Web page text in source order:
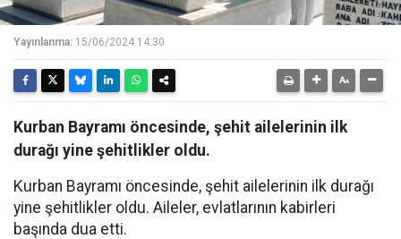
Yayınlanma: 15/06/2024 14:30
Kurban Bayramı öncesinde, şehit ailelerinin ilk
durağı yine şehitlikler oldu.
Kurban Bayramı öncesinde, şehit ailelerinin ilk durağı
yine şehitlikler oldu. Aileler, evlatlarının kabirleri
başında dua etti.